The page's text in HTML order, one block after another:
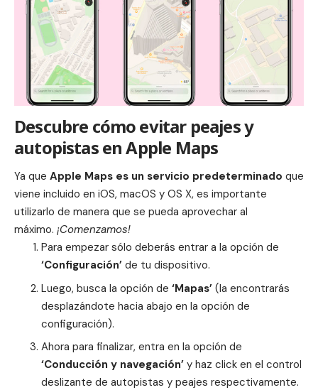
Descubre cómo evitar peajes y
autopistas en Apple Maps
Ya que Apple Maps es un servicio predeterminado que
viene incluido en iOS, macOS y OS X, es importante
utilizarlo de manera que se pueda aprovechar al
máximo. ¡Comenzamos!
Para empezar sólo deberás entrar a la opción de
‘Configuración’de tu dispositivo.
Luego, busca la opción de ‘Mapas’(la encontrarás
desplazándote hacia abajo en la opción de
configuración).
Ahora para finalizar, entra en la opción de
‘Conducción y navegación’y haz click en el control
deslizante de autopistas y peajes respectivamente.